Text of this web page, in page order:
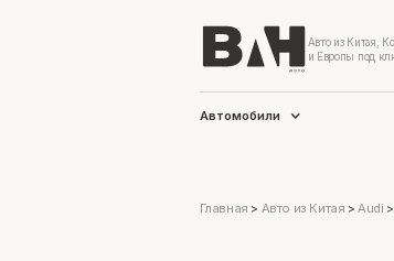
Авто из Китая,
и Европы под
Автомобили
Главная > Авто из Китая >Audi